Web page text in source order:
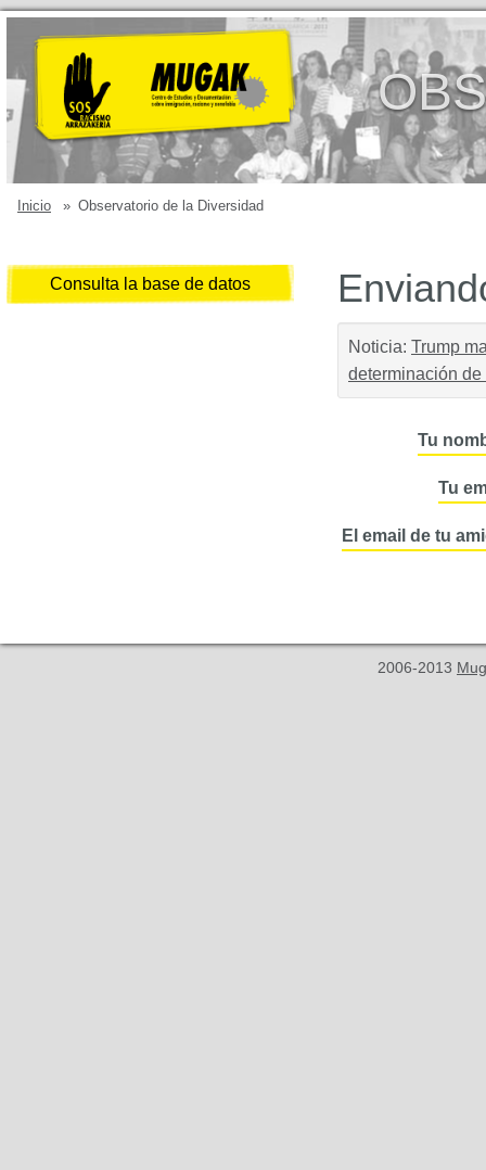
Inicio » Observatorio de la Diversidad
Consulta la base de datos
Noticia: Trump
determinación de
Tu
Tu
El email de tu
2006-2013